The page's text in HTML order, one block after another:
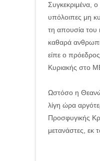
Συγκεκριμένα,
υπόλοιπες μη
τη απουσία του
καθαρά
είπε ο
Κυριακής στο
Ωστόσο η Θεανώ
λίγη ώρα
Προσφυγικής
μετανάστες, εκ